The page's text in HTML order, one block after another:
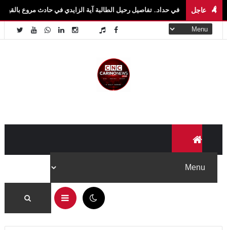
عاجل
في حداد.. تفاصيل رحيل الطالبة آية الزايدي في حادث مروع بالقيروان فاجعة تهزّ